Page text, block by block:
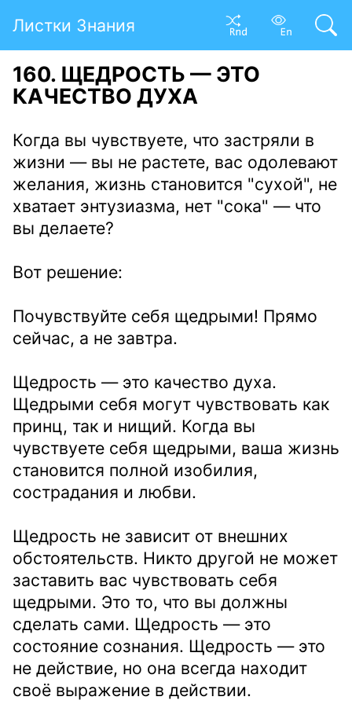
Листки Знания
160. ЩЕДРОСТЬ — ЭТО
КАЧЕСТВО ДУХА
Когда вы чувствуете, что застряли в
жизни — вы не растете, вас одолевают
желания, жизнь становится "сухой", не
хватает энтузиазма, нет "сока" — что
вы делаете?
Вот решение:
Почувствуйте себя щедрыми! Прямо
сейчас, а не завтра.
Щедрость — это качество духа.
Щедрыми себя могут чувствовать как
принц, так и нищий. Когда вы
чувствуете себя щедрыми, ваша жизнь
становится полной изобилия,
сострадания и любви.
Щедрость не зависит от внешних
обстоятельств. Никто другой не может
заставить вас чувствовать себя
щедрыми. Это то, что вы должны
сделать сами. Щедрость — это
состояние сознания. Щедрость — это
не действие, но она всегда находит
своё выражение в действии.